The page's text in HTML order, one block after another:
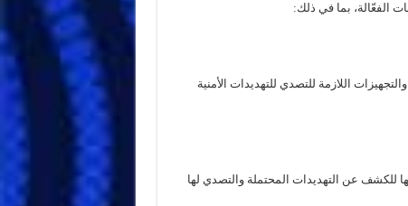
الفعّالة، بما في ذلك:
اللازمة للتصدي للتهديدات الأمنية
للكشف عن التهديدات المحتملة والتصدي لها